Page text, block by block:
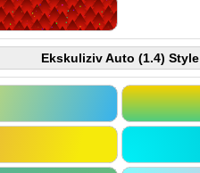
Ekskuliziv Auto (1.4) Style